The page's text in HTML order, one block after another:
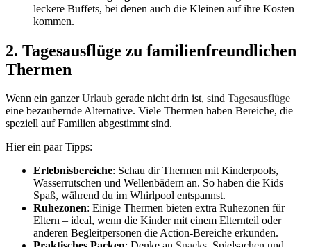
leckere Buffets, bei denen auch die Kleinen auf ihre Kosten
kommen.
2. Tagesausflüge zu familienfreundlichen
Thermen
Wenn ein ganzerUrlaub gerade nicht drin ist, sind Tagesausflüge
eine bezaubernde Alternative. Viele Thermen haben Bereiche, die
speziell auf Familien abgestimmt sind.
Hier ein paar Tipps:
Erlebnisbereiche: Schau dir Thermen mit Kinderpools,
Wasserrutschen und Wellenbädern an. So haben die Kids
Spaß, während du im Whirlpool entspannst.
Ruhezonen: Einige Thermen bieten extra Ruhezonen für
Eltern – ideal, wenn die Kinder mit einem Elternteil oder
anderen Begleitpersonen die Action-Bereiche erkunden.